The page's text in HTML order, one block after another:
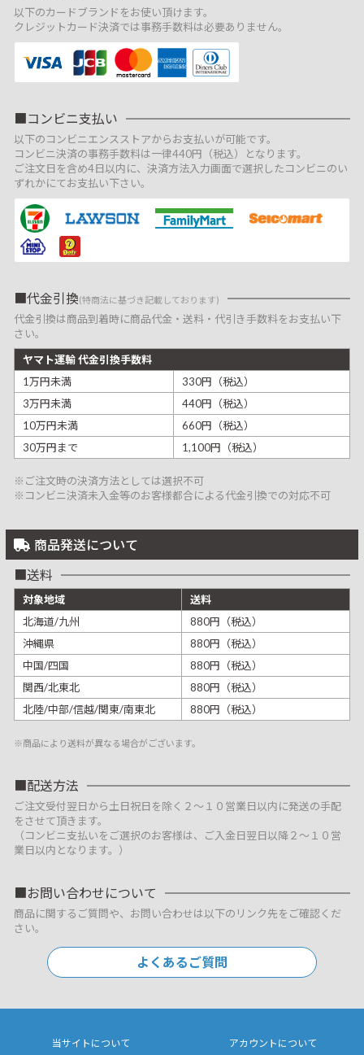
以下のカードブランドをお使い頂けます。
クレジットカード決済では事務手数料は必要ありません。
コンビニ支払い
以下のコンビニエンスストアからお支払いが可能です。
コンビニ決済の事務手数料は一律440円（税込）となります。
ご注文日を含め4日以内に、決済方法入力画面で選択したコンビニのい
ずれかにてお支払い下さい。
代金引換(特商法に基づき記載しております)
代金引換は商品到着時に商品代金・送料・代引き手数料をお支払い下
さい。
ヤマト運輸 代金引換手数料
1万円未満
330円（税込）
3万円未満
440円（税込）
10万円未満
660円（税込）
30万円まで
1,100円（税込）
※ご注文時の決済方法としては選択不可
※コンビニ決済未入金等のお客様都合による代金引換での対応不可
商品発送について
送料
対象地域
送料
北海道/九州
880円（税込）
沖縄県
880円（税込）
中国/四国
880円（税込）
関西/北東北
880円（税込）
北陸/中部/信越/関東/南東北
880円（税込）
※商品により送料が異なる場合がございます。
配送方法
ご注文受付翌日から土日祝日を除く２～１０営業日以内に発送の手配
をさせて頂きます。
（コンビニ支払いをご選択のお客様は、ご入金日翌日以降２～１０営
業日以内となります。）
お問い合わせについて
商品に関するご質問や、お問い合わせは以下のリンク先をご確認くだ
さい。
よくあるご質問
当サイトについて アカウントについて